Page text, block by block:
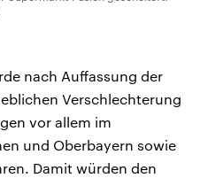
nach Auffassung der
Verschlechterung
vor allem im
und Oberbayern sowie
Damit würden den